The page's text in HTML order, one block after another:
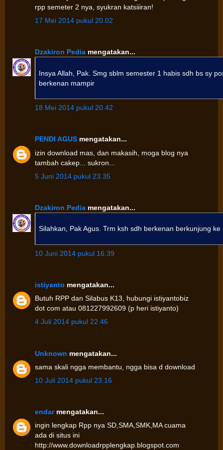
rpp semeter 2 nya, syukran katsiiiran!
17 Mei 2014 pukul 20.02
Dzakiron Pedia mengatakan...
Insya Allah, Pak. Smg sblm semester 1 habis sdh bs sy
berkenan mampir
18 Mei 2014 pukul 20.42
PENDI AGUS mengatakan...
izin download mas, dan makasih, moga blog nya
tambah cakep... sukron...
5 Juni 2014 pukul 23.35
Dzakiron Pedia mengatakan...
Silahkan, Pak Agus. Trm ksh sdh berkenan berkunjung ke
10 Juni 2014 pukul 16.39
istiyanto mengatakan...
Butuh RPP dan Silabus K13, hubungi istiyantobiz
dot com atau 081227992609 (p heri istiyanto)
4 Juli 2014 pukul 22.46
Unknown mengatakan...
sama skali ngga membantu, ngga bisa d download
10 Juli 2014 pukul 23.16
endarmengatakan...
ingin lengkap Rpp nya SD,SMA,SMK,MA cuama
ada di situs ini
http://www.downloadrpplengkap.blogspot.com